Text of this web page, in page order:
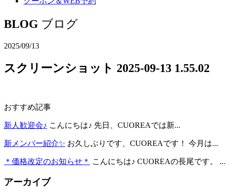
BLOG ブログ
2025/09/13
スクリーンショット 2025-09-13 1.55.02
おすすめ記事
新人歓迎会♪ こんにちは♪ 先日、CUOREAでは新...
新メンバー紹介✨ お久しぶりです、CUOREAです！ 今月は...
＊価格改定のお知らせ＊ こんにちは♪ CUOREAの長尾です。 ...
アーカイブ